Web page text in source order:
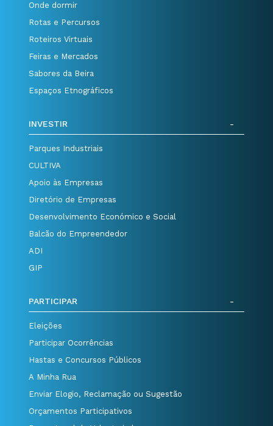
Onde dormir
Rotas e Percursos
Roteiros Virtuais
Feiras e Mercados
Sabores da Beira
Espaços Etnográficos
INVESTIR
Parques Industriais
CULTIVA
Apoio às Empresas
Diretório de Empresas
Desenvolvimento Económico e Social
Balcão do Empreendedor
ADI
GIP
PARTICIPAR
Eleições
Participar Ocorrências
Hastas e Concursos Públicos
A Minha Rua
Enviar Elogio, Reclamação ou Sugestão
Orçamentos Participativos